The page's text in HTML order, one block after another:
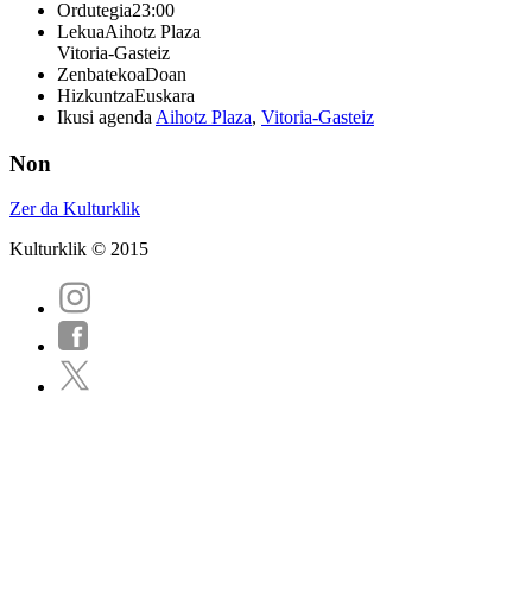
Ordutegia23:00
LekuaAihotz Plaza
Vitoria-Gasteiz
ZenbatekoaDoan
HizkuntzaEuskara
Ikusi agenda Aihotz Plaza, Vitoria-Gasteiz
Non
Zer da Kulturklik
Kulturklik © 2015